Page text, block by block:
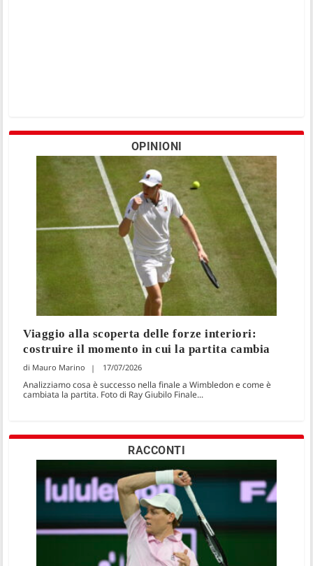
OPINIONI
Viaggio alla scoperta delle forze interiori:
costruire il momento in cui la partita cambia
Mauro Marino 17/07/2026
Analizziamo cosa è successo nella finale a Wimbledon e come è
cambiata la partita. Foto di Ray Giubilo Finale...
RACCONTI